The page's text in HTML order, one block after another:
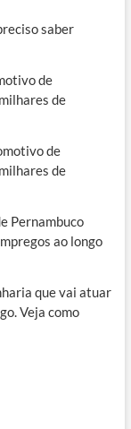
saber
de
de
de
de
Pernambuco
ao longo
que vai atuar
Veja como